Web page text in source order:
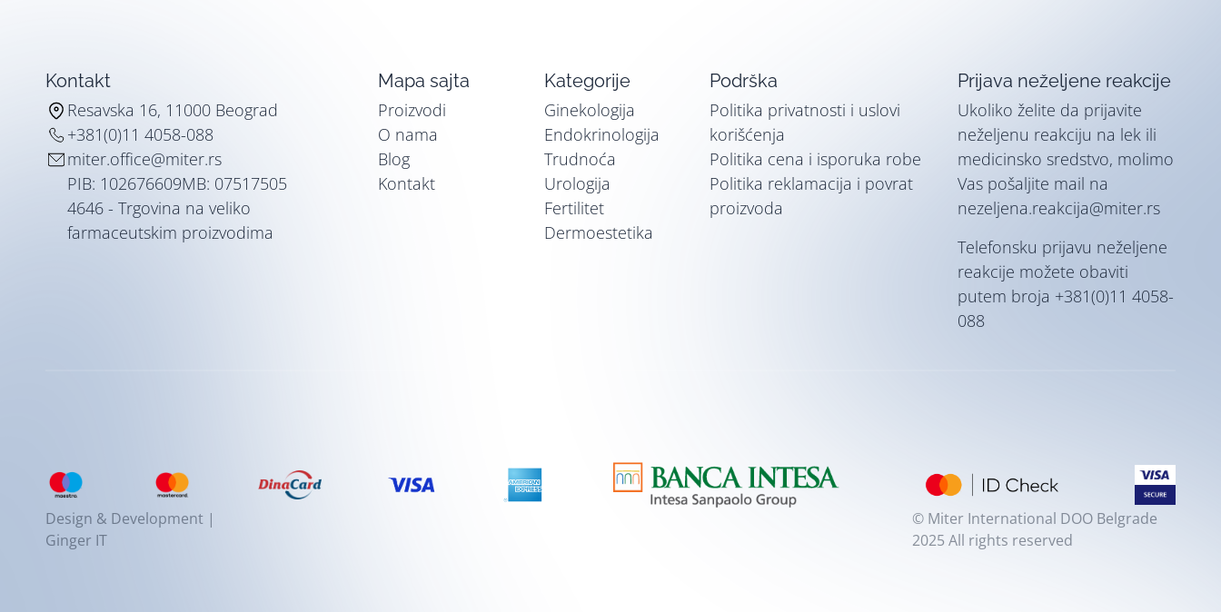
Kontakt
Resavska 16, 11000 Beograd
+381(0)11 4058-088
miter.office@miter.rs
PIB: 102676609MB: 07517505
4646 - Trgovina na veliko
farmaceutskim proizvodima
Mapa sajta
Proizvodi
O nama
Blog
Kontakt
Kategorije
Ginekologija
Endokrinologija
Trudnoća
Urologija
Fertilitet
Dermoestetika
Podrška
Politika privatnosti i uslovi
korišćenja
Politika cena i isporuka robe
Politika reklamacija i povrat
proizvoda
Prijava neželjene reakcije
Ukoliko želite da prijavite
neželjenu reakciju na lek ili
medicinsko sredstvo, molimo
Vas pošaljite mail na
nezeljena.reakcija@miter.rs
Telefonsku prijavu neželjene
reakcije možete obaviti
putem broja +381(0)11 4058-
088
Design & Development |
Ginger IT
© Miter International DOO Belgrade
2025 All rights reserved